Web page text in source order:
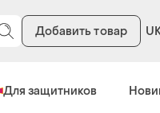
Добавить товар
Для защитников